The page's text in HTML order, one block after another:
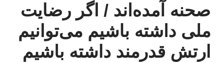
صحنه آمده‌اند / اگر رضایت
ملی داشته باشیم می‌توانیم
ارتش قدرمند داشته باشیم